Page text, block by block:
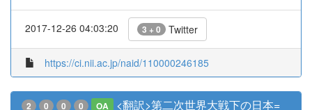
2017-12-26 04:03:20 3 + 0 Twitter
https://ci.nii.ac.jp/naid/110000246185
2 0 0 0 OA
<翻訳>第二次世界大戦下の日本=